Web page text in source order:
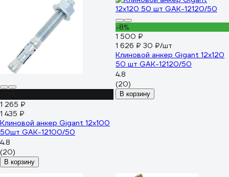
1 265 ₽
1 435 ₽
Клиновой анкер Gigant 12x100
50шт GAK-12100/50
4.8
(20)
В корзину
-8%
1 500 ₽
1 626 ₽ 30 ₽/шт
Клиновой анкер Gigant 12x120
50 шт GAK-12120/50
4.8
(20)
В корзину